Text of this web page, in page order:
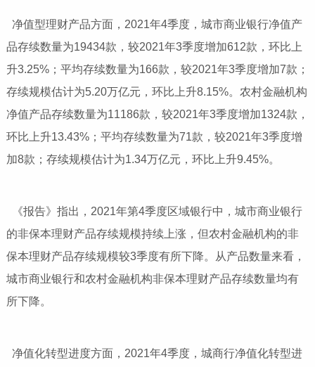
净值型理财产品方面，2021年4季度，城市商业银行净值产
品存续数量为19434款，较2021年3季度增加612款，环比上
升3.25%；平均存续数量为166款，较2021年3季度增加7款；
存续规模估计为5.20万亿元，环比上升8.15%。农村金融机构
净值产品存续数量为11186款，较2021年3季度增加1324款，
环比上升13.43%；平均存续数量为71款，较2021年3季度增
加8款；存续规模估计为1.34万亿元，环比上升9.45%。
《报告》指出，2021年第4季度区域银行中，城市商业银行
的非保本理财产品存续规模持续上涨，但农村金融机构的非
保本理财产品存续规模较3季度有所下降。从产品数量来看，
城市商业银行和农村金融机构非保本理财产品存续数量均有
所下降。
净值化转型进度方面，2021年4季度，城商行净值化转型进